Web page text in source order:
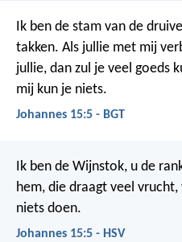
Ik ben de stam van de
takken. Als jullie met mij
jullie, dan zul je veel goeds
mij kun je niets.
Johannes 15:5 - BGT
Ik ben de Wijnstok, u de
hem, die draagt veel
niets doen.
Johannes 15:5 - HSV